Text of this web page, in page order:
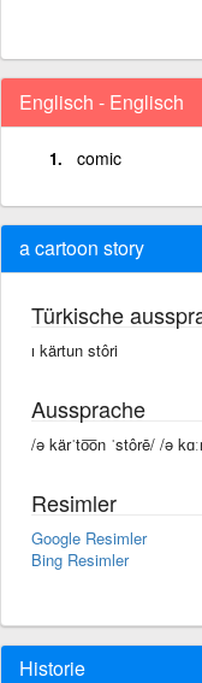
Englisch - Englisch
comic
a cartoon story
Türkische
ı kärtun stôri
Aussprache
/ə kärˈto͞on ˈstôrē/ /ə
Resimler
Google Resimler
Bing Resimler
Historie